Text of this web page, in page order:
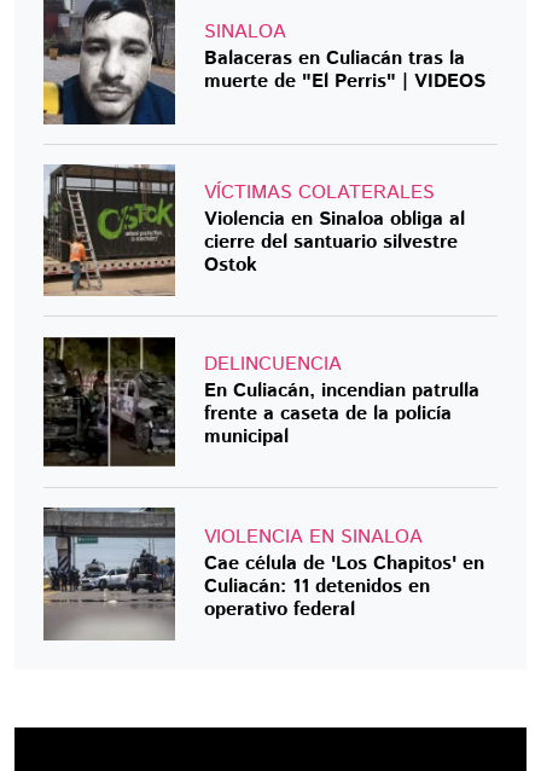
SINALOA
Balaceras en Culiacán tras la
muerte de "El Perris" | VIDEOS
VÍCTIMAS COLATERALES
Violencia en Sinaloa obliga al
cierre del santuario silvestre
Ostok
DELINCUENCIA
En Culiacán, incendian patrulla
frente a caseta de la policía
municipal
VIOLENCIA EN SINALOA
Cae célula de 'Los Chapitos' en
Culiacán: 11 detenidos en
operativo federal